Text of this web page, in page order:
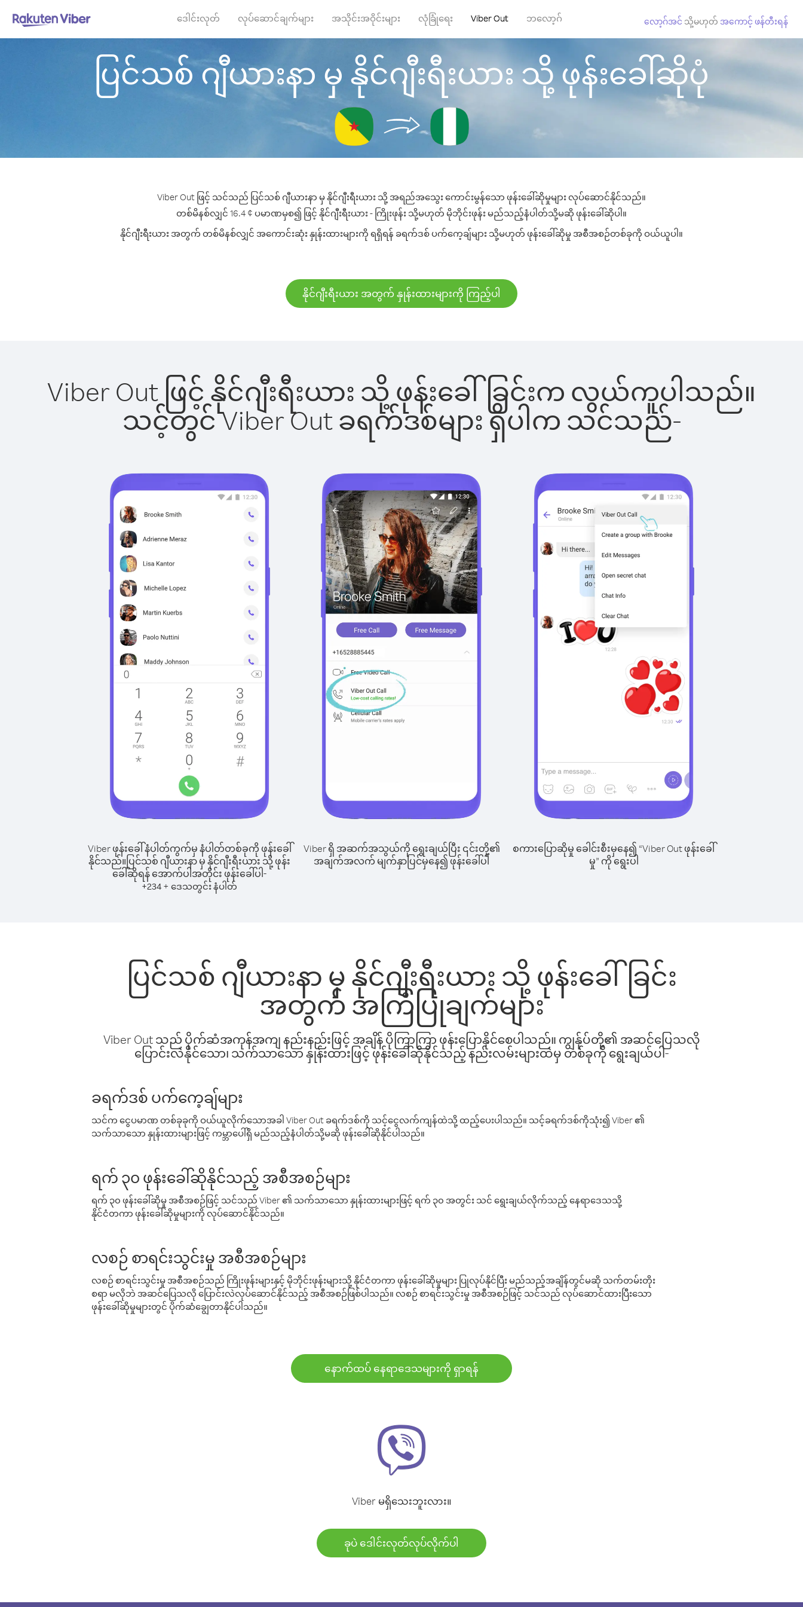
ဒေါင်းလုတ် လုပ်ဆောင်ချက်များ အသိုင်းအဝိုင်းများ လုံခြုံရေး Viber Out ဘလော့ဂ် လော့ဂ်အင် သို့မဟုတ် အကောင့် ဖန်တီးရန်
ပြင်သစ် ဂျီယားနာ မှ နိုင်ဂျီးရီးယား သို့ ဖုန်းခေါ်ဆိုပုံ
Viber Out ဖြင့် သင်သည် ပြင်သစ် ဂျီယားနာ မှ နိုင်ဂျီးရီးယား သို့ အရည်အသွေး ကောင်းမွန်သော ဖုန်းခေါ်ဆိုမှုများ လုပ်ဆောင်နိုင်သည်။
တစ်မိနစ်လျှင် 16.4 ¢ ပမာဏမှစ၍ ဖြင့် နိုင်ဂျီးရီးယား - ကြိုးဖုန်း သို့မဟုတ် မိုဘိုင်းဖုန်း မည်သည့်နံပါတ်သို့မဆို ဖုန်းခေါ်ဆိုပါ။
နိုင်ဂျီးရီးယား အတွက် တစ်မိနစ်လျှင် အကောင်းဆုံး နှုန်းထားများကို ရရှိရန် ခရက်ဒစ် ပက်ကေ့ချ်များ သို့မဟုတ် ဖုန်းခေါ်ဆိုမှု အစီအစဉ်တစ်ခုကို ဝယ်ယူပါ။
နိုင်ဂျီးရီးယား အတွက် နှုန်းထားများကို ကြည့်ပါ
Viber Out ဖြင့် နိုင်ဂျီးရီးယား သို့ ဖုန်းခေါ်ခြင်းက လွယ်ကူပါသည်။
သင့်တွင် Viber Out ခရက်ဒစ်များ ရှိပါက သင်သည်-
Viber ဖုန်းခေါ်နံပါတ်ကွက်မှ နံပါတ်တစ်ခုကို ဖုန်းခေါ်
နိုင်သည်။ ပြင်သစ် ဂျီယားနာ မှ နိုင်ဂျီးရီးယား သို့ ဖုန်း
ခေါ်ဆိုရန် အောက်ပါအတိုင်း ဖုန်းခေါ်ပါ-
+234 + ဒေသတွင်း နံပါတ်
Viber ရှိ အဆက်အသွယ်ကို ရွေးချယ်ပြီး ၎င်းတို့၏
အချက်အလက် မျက်နှာပြင်မှနေ၍ ဖုန်းခေါ်ပါ
စကားပြောဆိုမှု ခေါင်းစီးမှနေ၍ “Viber Out ဖုန်းခေါ်
မှု” ကို ရွေးပါ
ပြင်သစ် ဂျီယားနာ မှ နိုင်ဂျီးရီးယား သို့ ဖုန်းခေါ်ခြင်း
အတွက် အကြံပြုချက်များ
Viber Out သည် ပိုက်ဆံအကုန်အကျ နည်းနည်းဖြင့် အချိန် ပိုကြာကြာ ဖုန်းပြောနိုင်စေပါသည်။ ကျွန်ုပ်တို့၏ အဆင်ပြေသလို
ပြောင်းလဲနိုင်သော၊ သက်သာသော နှုန်းထားဖြင့် ဖုန်းခေါ်ဆိုနိုင်သည့် နည်းလမ်းများထဲမှ တစ်ခုကို ရွေးချယ်ပါ-
ခရက်ဒစ် ပက်ကေ့ချ်များ
သင်က ငွေပမာဏ တစ်ခုခုကို ဝယ်ယူလိုက်သောအခါ Viber Out ခရက်ဒစ်ကို သင့်ငွေလက်ကျန်ထဲသို့ ထည့်ပေးပါသည်။ သင့်ခရက်ဒစ်ကိုသုံး၍ Viber ၏
သက်သာသော နှုန်းထားများဖြင့် ကမ္ဘာပေါ်ရှိ မည်သည့်နံပါတ်သို့မဆို ဖုန်းခေါ်ဆိုနိုင်ပါသည်။
ရက် ၃၀ ဖုန်းခေါ်ဆိုနိုင်သည့် အစီအစဉ်များ
ရက် ၃၀ ဖုန်းခေါ်ဆိုမှု အစီအစဉ်ဖြင့် သင်သည် Viber ၏ သက်သာသော နှုန်းထားများဖြင့် ရက် ၃၀ အတွင်း သင် ရွေးချယ်လိုက်သည့် နေရာဒေသသို့
နိုင်ငံတကာ ဖုန်းခေါ်ဆိုမှုများကို လုပ်ဆောင်နိုင်သည်။
လစဉ် စာရင်းသွင်းမှု အစီအစဉ်များ
လစဉ် စာရင်းသွင်းမှု အစီအစဉ်သည် ကြိုးဖုန်းများနှင့် မိုဘိုင်းဖုန်းများသို့ နိုင်ငံတကာ ဖုန်းခေါ်ဆိုမှုများ ပြုလုပ်နိုင်ပြီး မည်သည့်အချိန်တွင်မဆို သက်တမ်းတိုး
စရာ မလိုဘဲ အဆင်ပြေသလို ပြောင်းလဲလုပ်ဆောင်နိုင်သည့် အစီအစဉ်ဖြစ်ပါသည်။ လစဉ် စာရင်းသွင်းမှု အစီအစဉ်ဖြင့် သင်သည် လုပ်ဆောင်ထားပြီးသော
ဖုန်းခေါ်ဆိုမှုများတွင် ပိုက်ဆံချွေတာနိုင်ပါသည်။
နောက်ထပ် နေရာဒေသများကို ရှာရန်
Viber မရှိသေးဘူးလား။
ခုပဲ ဒေါင်းလုတ်လုပ်လိုက်ပါ